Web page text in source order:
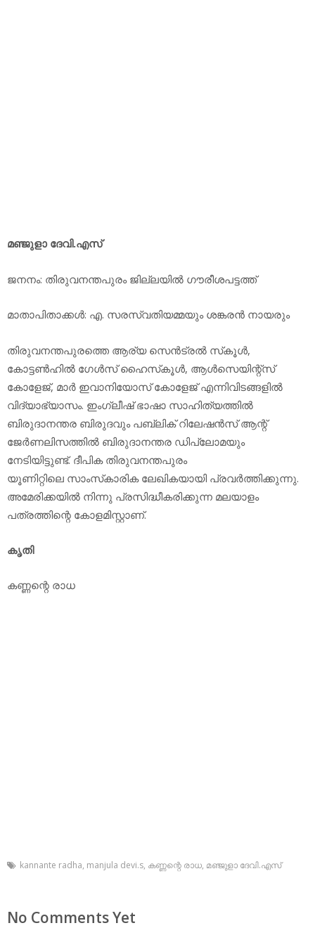
മഞ്ജുളാ ദേവി.എസ്
ജനനം: തിരുവനന്തപുരം ജില്ലയില്‍ ഗൗരീശപട്ടത്ത്
മാതാപിതാക്കള്‍: എ. സരസ്വതിയമ്മയും ശങ്കരന്‍ നായരും
തിരുവനന്തപുരത്തെ ആര്യ സെന്‍ട്രല്‍ സ്‌കൂള്‍,
കോട്ടണ്‍ഹില്‍ ഗേള്‍സ് ഹൈസ്‌കൂള്‍, ആള്‍സെയിന്റ്‌സ്
കോളേജ്, മാര്‍ ഇവാനിയോസ് കോളേജ് എന്നിവിടങ്ങളില്‍
വിദ്യാഭ്യാസം. ഇംഗ്ലീഷ് ഭാഷാ സാഹിത്യത്തില്‍
ബിരുദാനന്തര ബിരുദവും പബ്ലിക് റിലേഷന്‍സ് ആന്റ്
ജേര്‍ണലിസത്തില്‍ ബിരുദാനന്തര ഡിപ്ലോമയും
നേടിയിട്ടുണ്ട്. ദീപിക തിരുവനന്തപുരം
യൂണിറ്റിലെ സാംസ്‌കാരിക ലേഖികയായി പ്രവര്‍ത്തിക്കുന്നു.
അമേരിക്കയില്‍ നിന്നു പ്രസിദ്ധീകരിക്കുന്ന മലയാളം
പത്രത്തിന്റെ കോളമിസ്റ്റാണ്.
കൃതി
കണ്ണന്റെ രാധ
kannante radha, manjula devi.s, കണ്ണന്റെ രാധ, മഞ്ജുളാ ദേവി.എസ്
No Comments Yet